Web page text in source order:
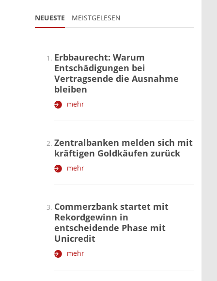
NEUESTE MEISTGELESEN
Erbbaurecht: Warum
Entschädigungen bei
Vertragsende die Ausnahme
bleiben
mehr
Zentralbanken melden sich mit
kräftigen Goldkäufen zurück
mehr
Commerzbank startet mit
Rekordgewinn in
entscheidende Phase mit
Unicredit
mehr